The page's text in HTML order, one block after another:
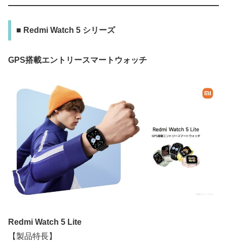
■ Redmi Watch 5 シリーズ
GPS搭載エントリースマートウォッチ
Redmi Watch 5 Lite
【製品特長】